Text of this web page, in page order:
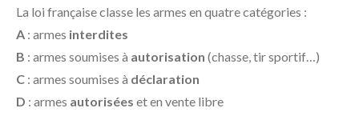
La loi française classe les armes en quatre catégories :
A : armes interdites
B : armes soumises à autorisation (chasse, tir sportif…)
C : armes soumises à déclaration
D : armes autorisées et en vente libre